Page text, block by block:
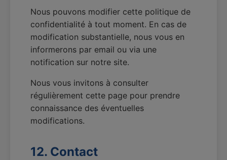
Nous pouvons modifier cette politique de
confidentialité à tout moment. En cas de
modification substantielle, nous vous en
informerons par email ou via une
notification sur notre site.
Nous vous invitons à consulter
régulièrement cette page pour prendre
connaissance des éventuelles
modifications.
12. Contact